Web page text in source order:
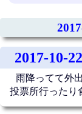
2017-10-
雨降ってて外
投票所行ったり